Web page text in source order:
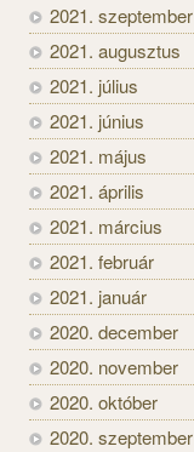
2021. szeptember
2021. augusztus
2021. július
2021. június
2021. május
2021. április
2021. március
2021. február
2021. január
2020. december
2020. november
2020. október
2020. szeptember